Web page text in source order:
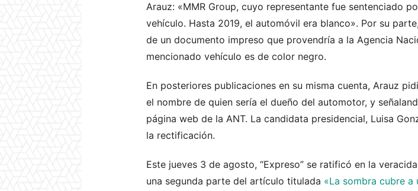
Arauz: «MMR Group, cuyo representante fue sentenciado
vehículo. Hasta 2019, el automóvil era blanco». Por su
de un documento impreso que provendría a la Agencia
mencionado vehículo es de color negro.
En posteriores publicaciones en su misma cuenta, Arauz
el nombre de quien sería el dueño del automotor, y
página web de la ANT. La candidata presidencial, Luisa
la rectificación.
Este jueves 3 de agosto, “Expreso” se ratificó en la
una segunda parte del artículo titulada «La sombra cubre a